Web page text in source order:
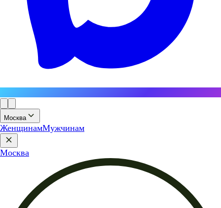
Москва
ЖенщинамМужчинам
Москва